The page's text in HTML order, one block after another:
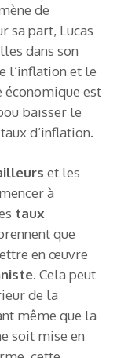
de
sa part, Lucas
dans son
l’inflation et le
est
baisser le
d’inflation.
et les
à
taux
que
en œuvre
. Cela peut
de la
même que la
soit mise en